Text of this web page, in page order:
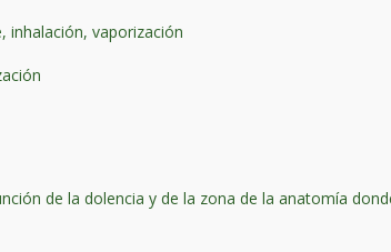
inhalación, vaporización
de la dolencia y de la zona de la anatomía